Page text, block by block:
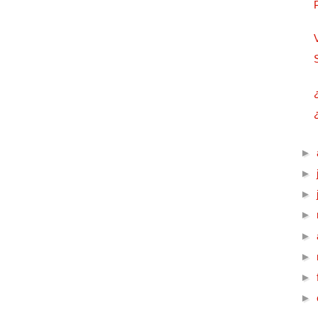
►
►
►
►
►
►
►
►